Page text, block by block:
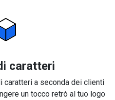
caratteri
caratteri a seconda dei clienti
un tocco retrò al tuo logo